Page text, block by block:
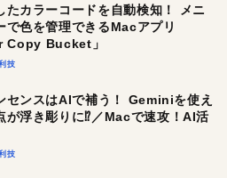
たカラーコードを自動検知！ メニ
で色を管理できるMacアプリ
Copy Bucket」
技
センスはAIで補う！ Geminiを使え
が浮き彫りに⁉︎／Macで速攻！AI活
技